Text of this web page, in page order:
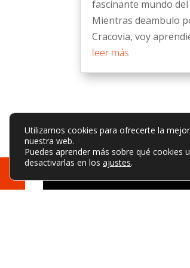
fascinante mundo del
Mientras deambulo
Cracovia, voy
leer más
Utilizamos cookies para ofrecerte la
nuestra web.
Puedes aprender más sobre qué cookies
desactivarlas en los ajustes.